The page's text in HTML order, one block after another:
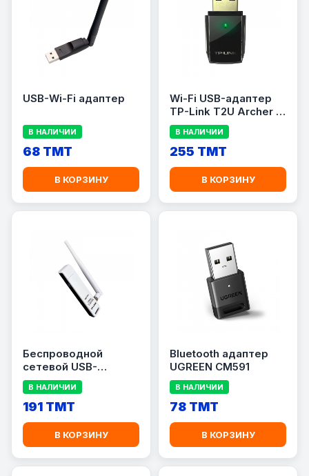
USB-Wi-Fi адаптер
В НАЛИЧИИ
68 TMT
В КОРЗИНУ
Wi-Fi USB-адаптер
TP-Link T2U Archer /
AC600
В НАЛИЧИИ
255 TMT
В КОРЗИНУ
Беспроводной
сетевой USB-
адаптер TPLINK TL-
WN722N
В НАЛИЧИИ
191 TMT
В КОРЗИНУ
Bluetooth адаптер
UGREEN CM591
В НАЛИЧИИ
78 TMT
В КОРЗИНУ